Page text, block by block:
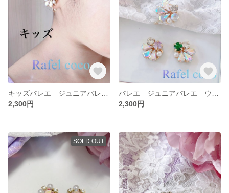
2,300円
2,300円
SOLD OUT